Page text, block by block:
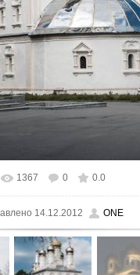
размере 1059x1600
1367 0 0.0
14.12.2012 ONE